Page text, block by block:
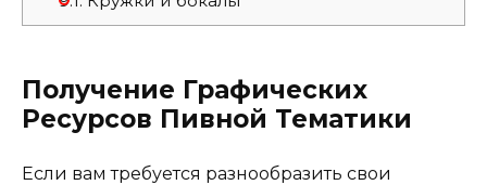
Получение Графических
Ресурсов Пивной Тематики
Если вам требуется разнообразить свои